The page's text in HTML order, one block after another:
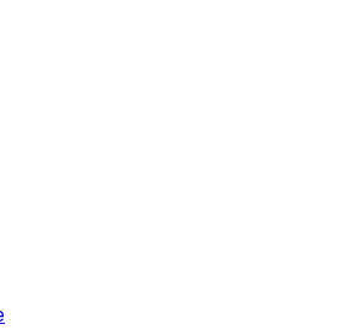
și Pavel
Romanian Orthodox Church
Canada